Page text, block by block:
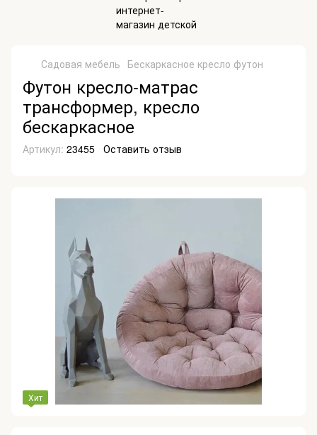
Садовая мебель Бескаркасное кресло футон
Футон кресло-матрас
трансформер, кресло
бескаркасное
Артикул: 23455 Оставить отзыв
Хит